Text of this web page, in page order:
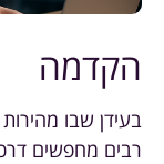
הקדמה
בעידן שבו
רבים מחפשים